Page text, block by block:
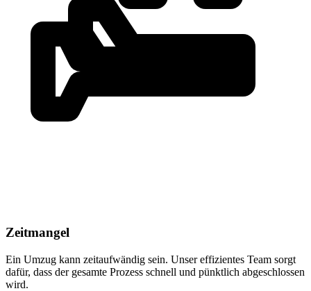
Zeitmangel
Ein Umzug kann zeitaufwändig sein. Unser effizientes Team sorgt
dafür, dass der gesamte Prozess schnell und pünktlich abgeschlossen
wird.